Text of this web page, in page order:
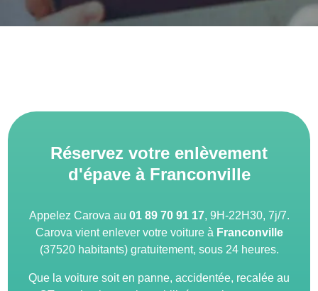
Réservez votre enlèvement
d'épave à Franconville
Appelez Carova au 01 89 70 91 17, 9H-22H30, 7j/7.
Carova vient enlever votre voiture à Franconville
(37520 habitants) gratuitement, sous 24 heures.
Que la voiture soit en panne, accidentée, recalée au